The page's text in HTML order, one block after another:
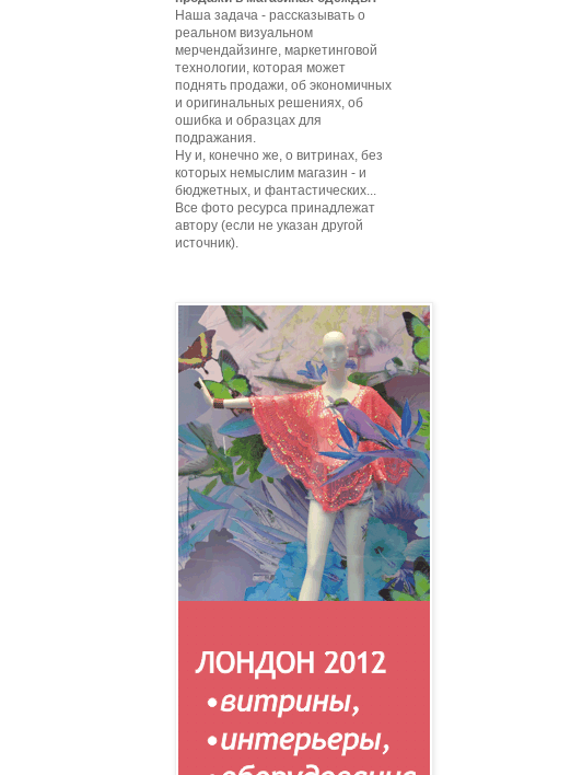
Наша задача - рассказывать о
реальном визуальном
мерчендайзинге, маркетинговой
технологии, которая может
поднять продажи, об экономичных
и оригинальных решениях, об
ошибка и образцах для
подражания.
Ну и, конечно же, о витринах, без
которых немыслим магазин - и
бюджетных, и фантастических...
Все фото ресурса принадлежат
автору (если не указан другой
источник).